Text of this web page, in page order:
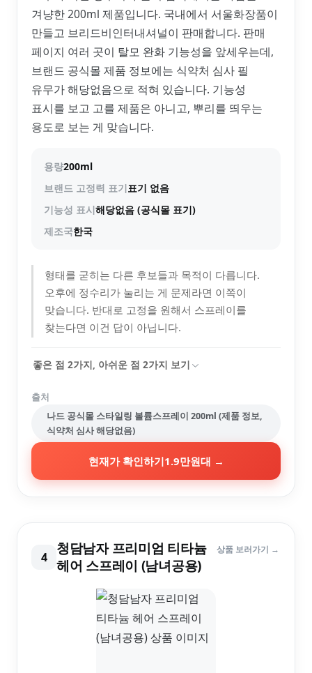
겨냥한 200ml 제품입니다. 국내에서 서울화장품이
만들고 브리드비인터내셔널이 판매합니다. 판매
페이지 여러 곳이 탈모 완화 기능성을 앞세우는데,
브랜드 공식몰 제품 정보에는 식약처 심사 필
유무가 해당없음으로 적혀 있습니다. 기능성
표시를 보고 고를 제품은 아니고, 뿌리를 띄우는
용도로 보는 게 맞습니다.
용량200ml
브랜드 고정력 표기표기 없음
기능성 표시해당없음 (공식몰 표기)
제조국한국
형태를 굳히는 다른 후보들과 목적이 다릅니다.
오후에 정수리가 눌리는 게 문제라면 이쪽이
맞습니다. 반대로 고정을 원해서 스프레이를
찾는다면 이건 답이 아닙니다.
좋은 점 2가지, 아쉬운 점 2가지 보기
출처
나드 공식몰 스타일링 볼륨스프레이 200ml (제품 정보,
식약처 심사 해당없음)
현재가 확인하기1.9만원대 →
4
청담남자 프리미엄 티타늄
헤어 스프레이 (남녀공용)
상품 보러가기 →